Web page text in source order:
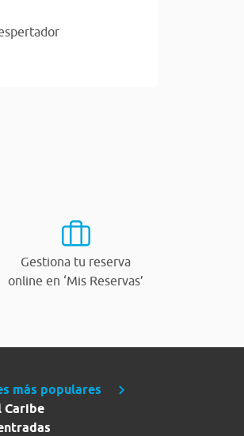
Gestiona tu reserva
online en ‘Mis Reservas’
más populares
Caribe